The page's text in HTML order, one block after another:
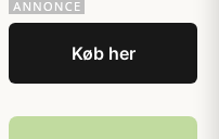
Køb her